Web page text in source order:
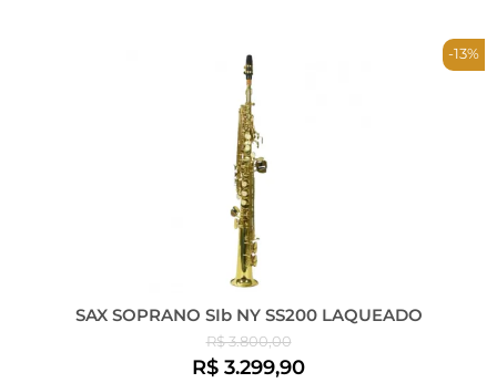
-13%
SAX SOPRANO SIb NY SS200 LAQUEADO
R$ 3.800,00
R$ 3.299,90